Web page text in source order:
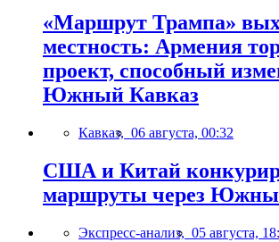
«Маршрут Трампа»
местность: Армения
проект, способный
Южный Кавказ
Кавказ, 06 августа, 00:32
США и Китай
маршруты через
Экспресс-анализ, 05 августа,